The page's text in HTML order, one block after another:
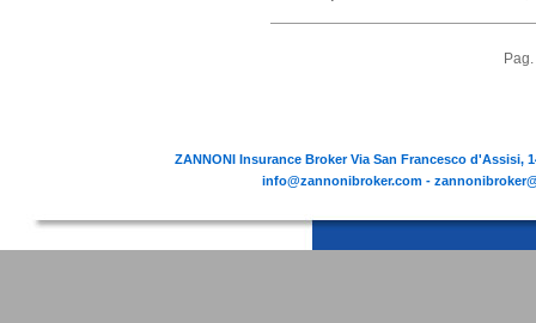
ZANNONI Insurance Broker Via San Francesco d'Assisi,
info@zannonibroker.com -